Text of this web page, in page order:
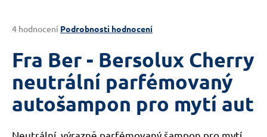
Průměrné
produktu
je
hvězdiček.
4 hodnocení Podrobnosti hodnocení
Fra Ber - Bersolux Cherry
neutrální parfémovaný
autošampon pro mytí aut
j
t
?